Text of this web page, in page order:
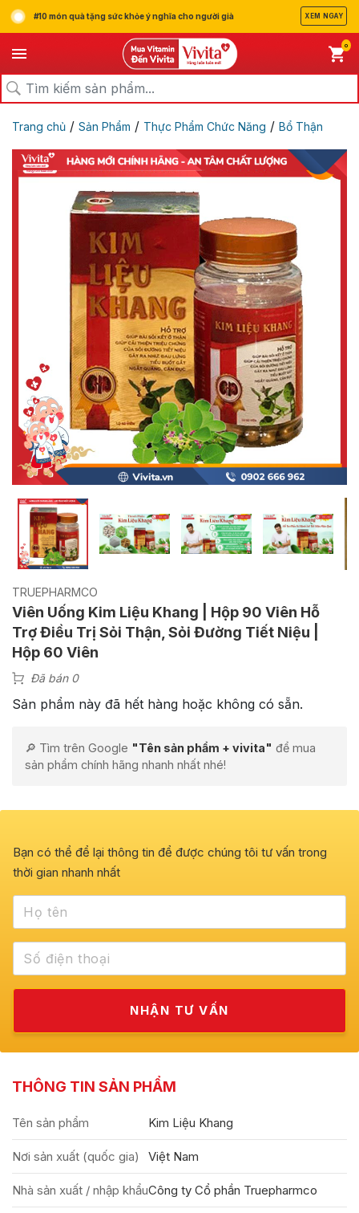
#10 món quà tặng sức khỏe ý nghĩa cho người già XEM NGAY
0
Trang chủ / Sản Phẩm / Thực Phẩm Chức Năng / Bổ Thận
TRUEPHARMCO
Viên Uống Kim Liệu Khang | Hộp 90 Viên Hỗ
Trợ Điều Trị Sỏi Thận, Sỏi Đường Tiết Niệu |
Hộp 60 Viên
Đã bán 0
Sản phẩm này đã hết hàng hoặc không có sẵn.
🔎 Tìm trên Google "Tên sản phẩm + vivita" để mua
sản phẩm chính hãng nhanh nhất nhé!
Bạn có thể để lại thông tin để được chúng tôi tư vấn trong
thời gian nhanh nhất
THÔNG TIN SẢN PHẨM
Tên sản phẩm Kim Liệu Khang
Nơi sản xuất (quốc gia) Việt Nam
Nhà sản xuất / nhập khẩuCông ty Cổ phần Truepharmco